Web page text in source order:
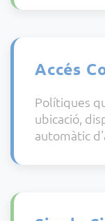
Accés
Polítiques
ubicació,
automàtic